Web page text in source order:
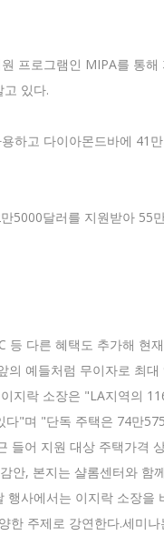
프로그램인 MIPA를 통해
있다.
하고 다이아몬드바에 41
5000달러를 지원받아 55
등 다른 혜택도 추가해 현
의 예들처럼 무이자로 최대
지락 소장은 "LA지역의
"며 "단독 주택은 74만
들어 지원 대상 주택가격
안, 본지는 샬롬센터와 함
사에서는 이지락 소장을
주제로 강연한다.세미나